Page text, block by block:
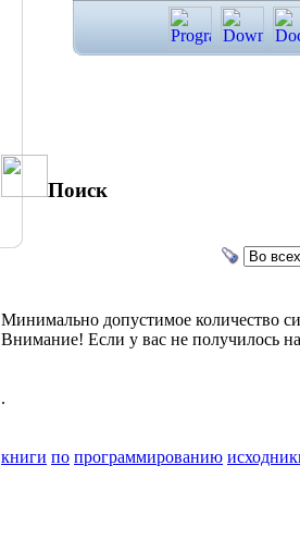
Поиск
Минимально допустимое количество
Внимание! Если у вас не получилось
.
книги по программированию